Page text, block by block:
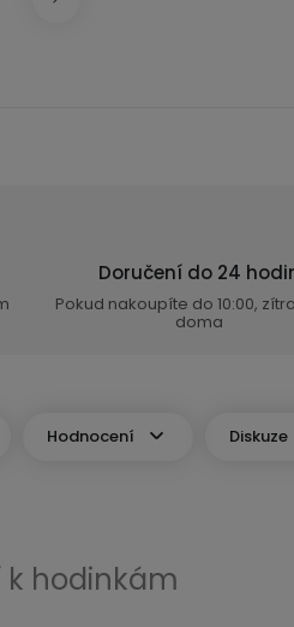
Doručení do 24
Pokud nakoupíte do 10:00,
doma
Hodnocení Diskuze
k hodinkám